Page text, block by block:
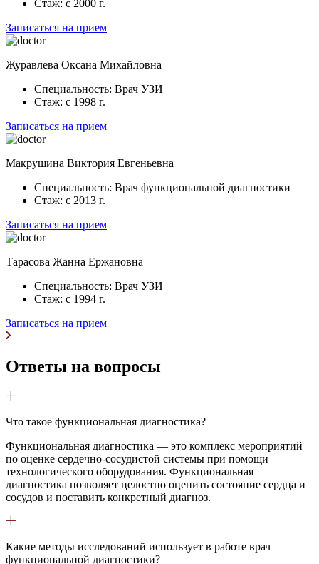
Стаж: с 2000 г.
Записаться на прием
Журавлева Оксана Михайловна
Специальность: Врач УЗИ
Стаж: с 1998 г.
Записаться на прием
Макрушина Виктория Евгеньевна
Специальность: Врач функциональной диагностики
Стаж: с 2013 г.
Записаться на прием
Тарасова Жанна Ержановна
Специальность: Врач УЗИ
Стаж: с 1994 г.
Записаться на прием
Ответы на вопросы
Что такое функциональная диагностика?
Функциональная диагностика — это комплекс мероприятий
по оценке сердечно-сосудистой системы при помощи
технологического оборудования. Функциональная
диагностика позволяет целостно оценить состояние сердца и
сосудов и поставить конкретный диагноз.
Какие методы исследований использует в работе врач
функциональной диагностики?